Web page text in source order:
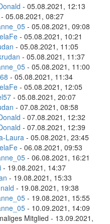
- 05.08.2021, 12:13
- 05.08.2021, 08:27
- 05.08.2021, 09:08
- 05.08.2021, 10:21
- 05.08.2021, 11:05
- 05.08.2021, 11:37
- 05.08.2021, 11:00
- 05.08.2021, 11:34
- 05.08.2021, 12:05
- 05.08.2021, 20:07
- 07.08.2021, 08:58
- 07.08.2021, 12:32
- 07.08.2021, 12:39
Laura - 05.08.2021, 23:45
- 06.08.2021, 09:53
- 06.08.2021, 16:21
- 19.08.2021, 14:37
- 19.08.2021, 15:33
- 19.08.2021, 19:38
- 19.08.2021, 15:55
- 10.09.2021, 14:09
Mitglied - 13.09.2021,